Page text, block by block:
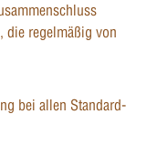
die regelmäßig von
bei allen Standard-